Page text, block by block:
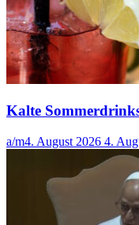
Kalte
a/m4. August 2026 4.